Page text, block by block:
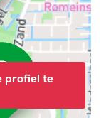
profiel te